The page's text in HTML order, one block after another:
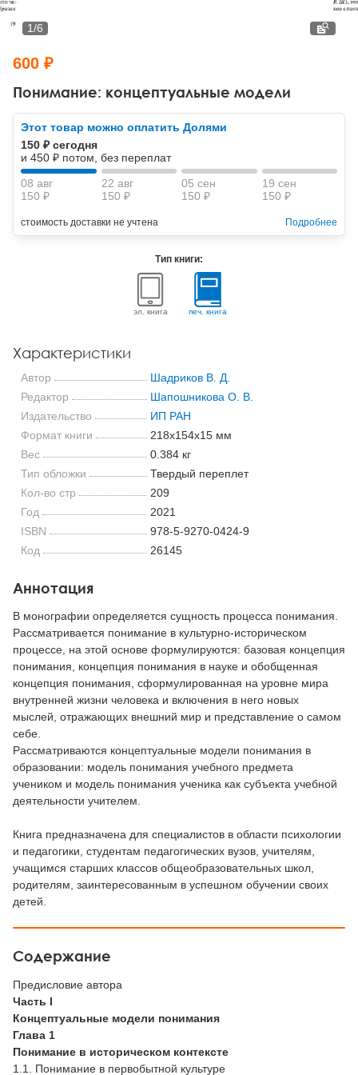
Тревожные расстройства, панические атаки
Психодрама
Другие направления психотерапии
Классический, эриксоновский гипноз и НЛП
НЛП
Психология труда и эргономика
Социальная психология
Социальная и организационная психология
Классический и юнгианский психоанализ
Понимание: концептуальные модели
1/6
600 ₽
Этот товар можно оплатить Долями
150 ₽ сегодня
и 450 ₽ потом, без переплат
08 авг
150 ₽
22 авг
150 ₽
05 сен
150 ₽
19 сен
150 ₽
стоимость доставки не учтена Подробнее
Тип книги:
эл. книга печ. книга
Характеристики
Автор
Шадриков В. Д.
Редактор
Шапошникова О. В.
Издательство
ИП РАН
Формат книги
218x154x15 мм
Вес
0.384 кг
Тип обложки
Твердый переплет
Кол-во стр
209
Год
2021
ISBN
978-5-9270-0424-9
Код
26145
Аннотация
В монографии определяется сущность процесса понимания.
Рассматривается понимание в культурно-историческом
процессе, на этой основе формулируются: базовая концепция
понимания, концепция понимания в науке и обобщенная
концепция понимания, сформулированная на уровне мира
внутренней жизни человека и включения в него новых
мыслей, отражающих внешний мир и представление о самом
себе.
Рассматриваются концептуальные модели понимания в
образовании: модель понимания учебного предмета
учеником и модель понимания ученика как субъекта учебной
деятельности учителем.
Книга предназначена для специалистов в области психологии
и педагогики, студентам педагогических вузов, учителям,
учащимся старших классов общеобразовательных школ,
родителям, заинтересованным в успешном обучении своих
детей.
Содержание
Предисловие автора
Часть I
Концептуальные модели понимания
Глава 1
Понимание в историческом контексте
1.1. Понимание в первобытной культуре